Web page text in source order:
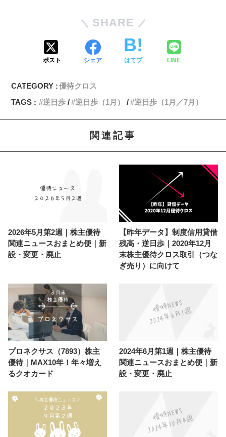
SHARE
ポスト シェア はてブ LINE
CATEGORY :優待クロス
TAGS :
逆日歩 逆日歩（1月） 逆日歩（1月／7月）
関連記事
2026年5月第2週｜株主優待
関連ニュースおまとめ便｜新
設・変更・廃止
【昨年データ】制度信用貸借
残高・逆日歩｜2020年12月
末株主優待クロス取引（つな
ぎ売り）に向けて
プロネクサス（7893）株主
優待｜MAX10年！年々増え
るクオカード
2024年6月第1週｜株主優待
関連ニュースおまとめ便｜新
設・変更・廃止